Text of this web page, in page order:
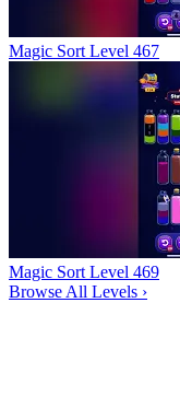
Magic Sort Level 467
Magic Sort Level 469
Browse All Levels ›